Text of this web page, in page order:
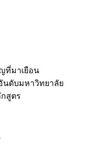
ที่มาเยือน
นดับมหาวิทยาลัย
สูตร